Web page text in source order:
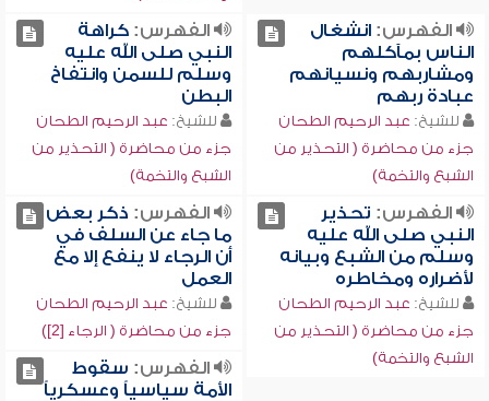
الفهرس:انشغال
الناس بمآكلهم
ومشاربهم ونسيانهم
عبادة ربهم
للشيخ: عبد الرحيم الطحان
جزء من محاضرة ( التحذير من
الشبع والتخمة)
الفهرس:كراهة
النبي صلى الله عليه
وسلم للسمن وانتفاخ
البطن
للشيخ: عبد الرحيم الطحان
جزء من محاضرة ( التحذير من
الشبع والتخمة)
الفهرس: تحذير
النبي صلى الله عليه
وسلم من الشبع وبيانه
لأضراره ومخاطره
للشيخ: عبد الرحيم الطحان
جزء من محاضرة ( التحذير من
الشبع والتخمة)
الفهرس: ذكر بعض
ما جاء عن السلف في
أن الرجاء لا ينفع إلا مع
العمل
للشيخ: عبد الرحيم الطحان
جزء من محاضرة ( الرجاء [2])
الفهرس: سقوط
الأمة سياسياً وعسكرياً